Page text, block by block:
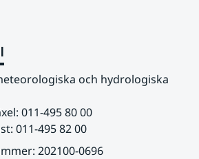
och hydrologiska
011-495 80 00
011-495 82 00
202100-0696